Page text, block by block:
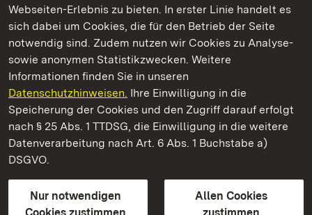
Webseiten-Erlebnis zu bieten. In erster Linie handelt es
sich dabei um Cookies, die für den Betrieb der Seite
notwendig sind. Zudem nutzen wir Cookies zu Analyse-
sowie anonymen Statistikzwecken. Weitere
Informationen finden Sie in unseren
Datenschutzhinweisen. Ihre Einwilligung in die
Speicherung der Cookies und den Zugriff darauf erfolgt
nach § 25 Abs. 1 TTDSG, die Einwilligung in die weitere
Datenverarbeitung nach Art. 6 Abs. 1 Buchstabe a)
DSGVO.
Nur notwendigen
Allen Cookies
Kommen. Staunen. Genießen.
Kloster und Schloss Bebenhausen
Staatliche Schlösser und Gärten Baden-Württemberg
Kontakt
GebärdenspracheLeichte Sprache
Erklärung zur Barrierefreiheit
BITV-konform (geprüfte Seiten)